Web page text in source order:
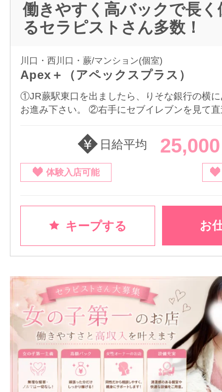
働きやすく高バックで長
るセラピストさん多数！
川口・西川口・蕨/マンション(個室)
Apex＋（アペックスプラス）
①JR蕨駅東口を出ましたら、りそな銀行の横
お進み下さい。 ②右手にセブイレブンを見て
日給平均
体験入店可能
キープする お